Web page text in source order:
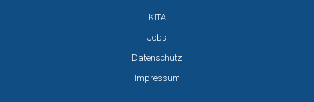
KITA
Jobs
Datenschutz
Impressum